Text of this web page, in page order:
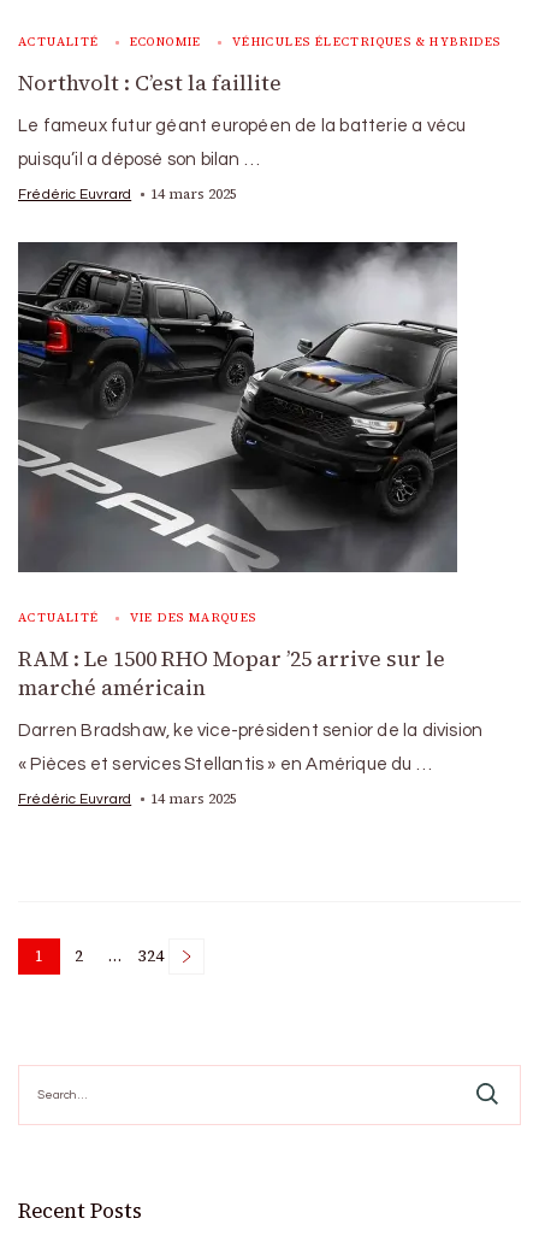
ACTUALITÉ ECONOMIE VÉHICULES ÉLECTRIQUES & HYBRIDES
Northvolt : C’est la faillite
Le fameux futur géant européen de la batterie a vécu
puisqu’il a déposé son bilan …
Frédéric Euvrard 14 mars 2025
ACTUALITÉ VIE DES MARQUES
RAM : Le 1500 RHO Mopar ’25 arrive sur le
marché américain
Darren Bradshaw, ke vice-président senior de la division
« Pièces et services Stellantis » en Amérique du …
Frédéric Euvrard 14 mars 2025
Posts
Page
1 Page
2 … Page
324
for:
Recent Posts